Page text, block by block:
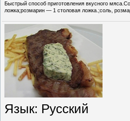
Быстрый способ приготовления вкусного
ложка;розмарин — 1 столовая ложка.;соль,
Язык: Русский